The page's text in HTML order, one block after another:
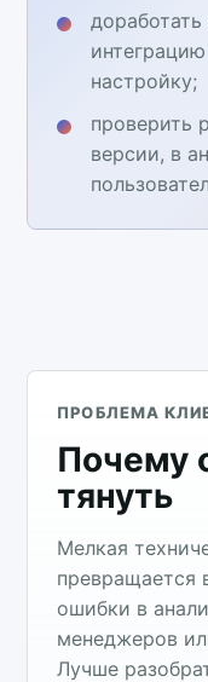
настройку;
проверить
версии, в
ПРОБЛЕМА
Почему
тянуть
Мелкая
превращается
ошибки в
менеджеров
Лучше